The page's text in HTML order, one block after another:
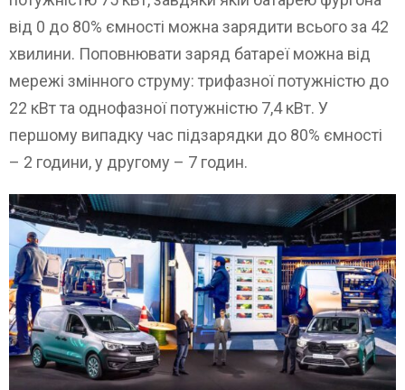
від 0 до 80% ємності можна зарядити всього за 42
хвилини. Поповнювати заряд батареї можна від
мережі змінного струму: трифазної потужністю до
22 кВт та однофазної потужністю 7,4 кВт. У
першому випадку час підзарядки до 80% ємності
– 2 години, у другому – 7 годин.